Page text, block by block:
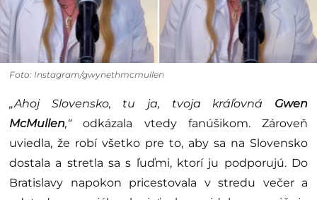
Foto: Instagram/gwynethmcmullen
„Ahoj Slovensko, tu ja, tvoja kráľovná Gwen
McMullen,“odkázala vtedy fanúšikom. Zároveň
uviedla, že robí všetko pre to, aby sa na Slovensko
dostala a stretla sa s ľuďmi, ktorí ju podporujú. Do
Bratislavy napokon pricestovala v stredu večer a